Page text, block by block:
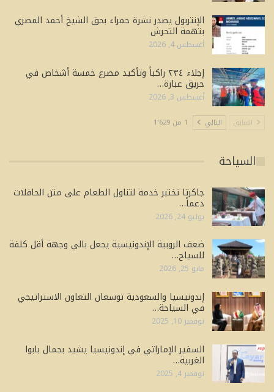
الإنتربول يصدر نشرة حمراء بحق الشيخ أحمد المصري
بتهمة التحرش
أغسطس 4, 2026
إجلاء ٢٣٤ راكباً وتأكيد مصرع خمسة أشخاص في
حريق عبارة…
أغسطس 3, 2026
السابق التالي 1 من 1٬629
السياحة
جاكرتا تختبر خدمة لتناول الطعام على متن الحافلات
دعماً…
يوليو 24, 2026
ضعف الروبية الإندونيسية يجعل بالي وجهة أقل كلفة
للسياح…
مايو 25, 2026
إندونيسيا والسعودية توسعان التعاون الاستراتيجي
في السياحة…
نوفمبر 10, 2025
السفير الإماراتي في إندونيسيا يشيد بجمال بابوا
الغربية…
نوفمبر 4, 2025